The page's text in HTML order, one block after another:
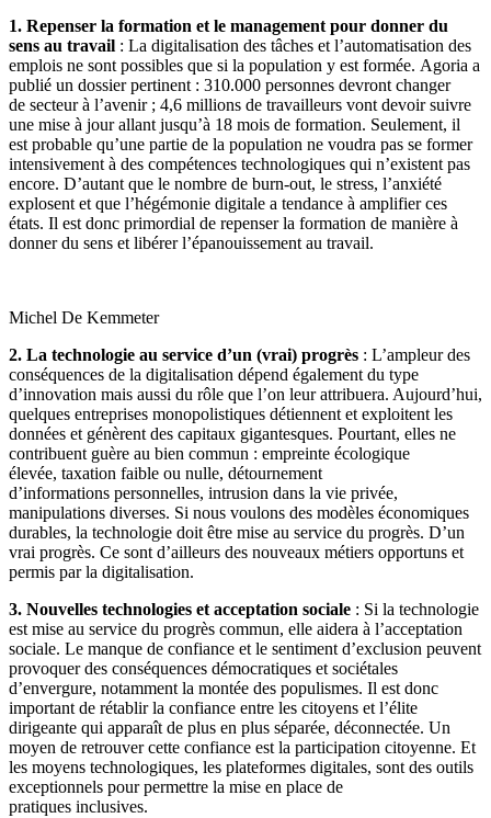
1. Repenser la formation et le management pour donner du
sens au travail : La digitalisation des tâches et l’automatisation des
emplois ne sont possibles que si la population y est formée. Agoria a
publié un dossier pertinent : 310.000 personnes devront changer
de secteur à l’avenir ; 4,6 millions de travailleurs vont devoir suivre
une mise à jour allant jusqu’à 18 mois de formation. Seulement, il
est probable qu’une partie de la population ne voudra pas se former
intensivement à des compétences technologiques qui n’existent pas
encore. D’autant que le nombre de burn-out, le stress, l’anxiété
explosent et que l’hégémonie digitale a tendance à amplifier ces
états. Il est donc primordial de repenser la formation de manière à
donner du sens et libérer l’épanouissement au travail.
Michel De Kemmeter
2. La technologie au service d’un (vrai) progrès : L’ampleur des
conséquences de la digitalisation dépend également du type
d’innovation mais aussi du rôle que l’on leur attribuera. Aujourd’hui,
quelques entreprises monopolistiques détiennent et exploitent les
données et génèrent des capitaux gigantesques. Pourtant, elles ne
contribuent guère au bien commun : empreinte écologique
élevée, taxation faible ou nulle, détournement
d’informations personnelles, intrusion dans la vie privée,
manipulations diverses. Si nous voulons des modèles économiques
durables, la technologie doit être mise au service du progrès. D’un
vrai progrès. Ce sont d’ailleurs des nouveaux métiers opportuns et
permis par la digitalisation.
3. Nouvelles technologies et acceptation sociale : Si la technologie
est mise au service du progrès commun, elle aidera à l’acceptation
sociale. Le manque de confiance et le sentiment d’exclusion peuvent
provoquer des conséquences démocratiques et sociétales
d’envergure, notamment la montée des populismes. Il est donc
important de rétablir la confiance entre les citoyens et l’élite
dirigeante qui apparaît de plus en plus séparée, déconnectée. Un
moyen de retrouver cette confiance est la participation citoyenne. Et
les moyens technologiques, les plateformes digitales, sont des outils
exceptionnels pour permettre la mise en place de
pratiques inclusives.